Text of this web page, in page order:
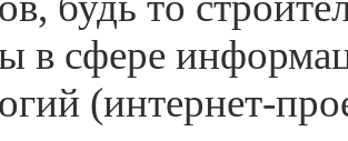
в сфере
(интернет-